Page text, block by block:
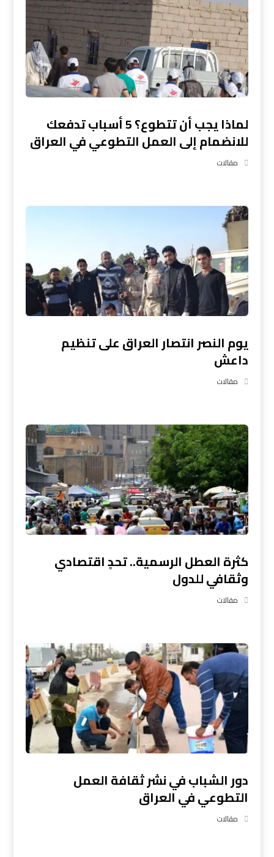
لماذا يجب أن تتطوع؟ 5 أسباب تدفعك
للانضمام إلى العمل التطوعي في العراق
مقالات
يوم النصر انتصار العراق على تنظيم
داعش
مقالات
كثرة العطل الرسمية.. تحدٍ اقتصادي
وثقافي للدول
مقالات
دور الشباب في نشر ثقافة العمل
التطوعي في العراق
مقالات